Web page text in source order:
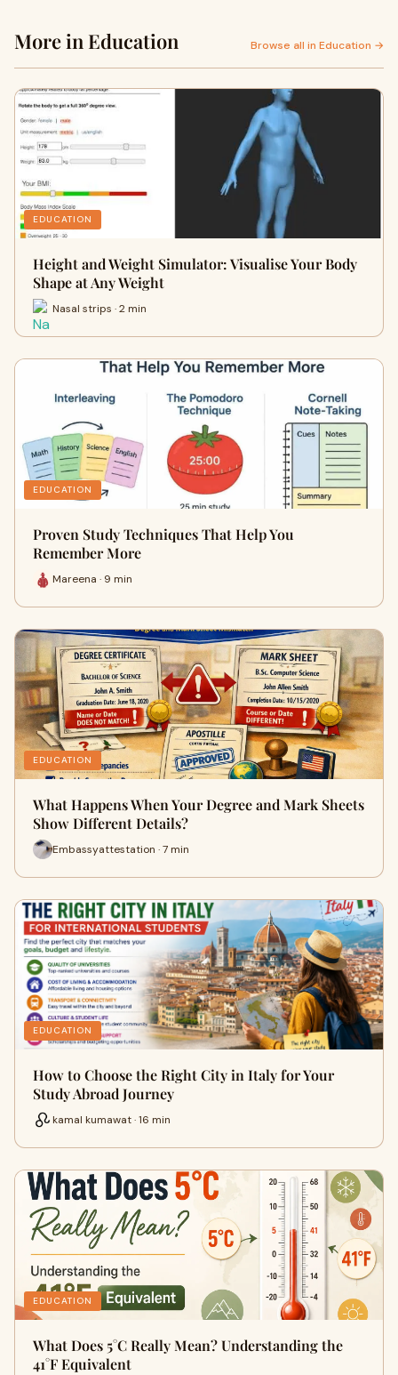
More in Education Browse all in Education →
EDUCATION
Height and Weight Simulator: Visualise Your Body
Shape at Any Weight
Nasal strips · 2 min
EDUCATION
Proven Study Techniques That Help You
Remember More
Mareena · 9 min
EDUCATION
What Happens When Your Degree and Mark Sheets
Show Different Details?
Embassyattestation · 7 min
EDUCATION
How to Choose the Right City in Italy for Your
Study Abroad Journey
kamal kumawat · 16 min
EDUCATION
What Does 5°C Really Mean? Understanding the
41°F Equivalent